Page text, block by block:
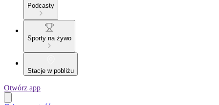
Podcasty
Sporty na żywo
Stacje w pobliżu
Otwórz app